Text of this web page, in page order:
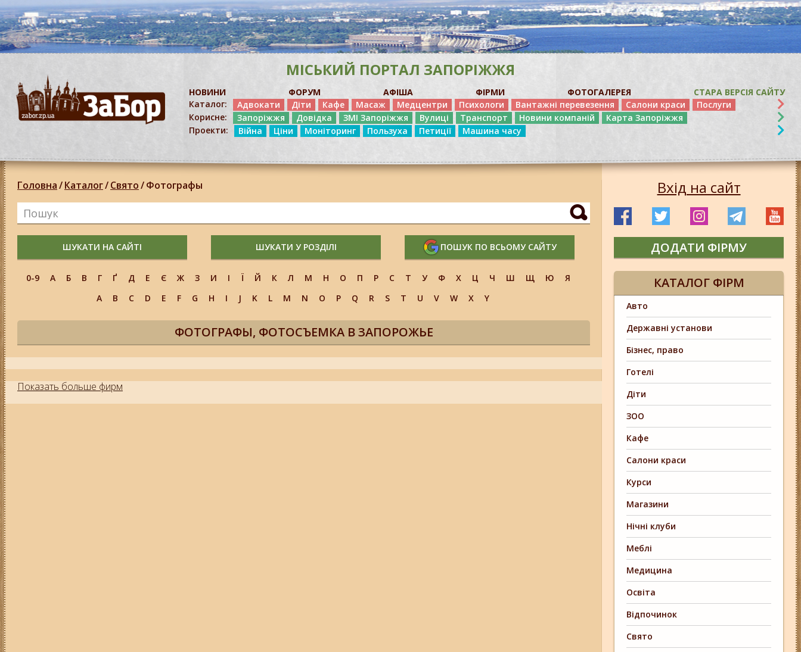
МІСЬКИЙ ПОРТАЛ ЗАПОРІЖЖЯ
НОВИНИ ФОРУМ АФІША ФІРМИ ФОТОГАЛЕРЕЯ
СТАРА ВЕРСІЯ САЙТУ
Каталог:
Адвокати Діти Кафе Масаж Медцентри Психологи Вантажні перевезення Салони краси
Послуги
Корисне:
Запоріжжя Довідка ЗМІ Запоріжжя Вулиці Транспорт Новини компаній
Карта Запоріжжя
Проекти:
Війна Ціни Моніторинг Пользуха Петиції Машина часу
Головна/Каталог/Свято/Фотографы
ШУКАТИ НА САЙТІ ШУКАТИ У РОЗДІЛІ ПОШУК ПО ВСЬОМУ САЙТУ
0-9 А Б В Г Ґ Д Е Є Ж З И І Ї Й К Л М Н О П Р С Т У Ф Х Ц Ч Ш Щ Ю
Я
A
B C D E F G H I J K L M N O P Q R S T U V W X Y
ФОТОГРАФЫ, ФОТОСЪЕМКА В ЗАПОРОЖЬЕ
Показать больше фирм
Вхід на сайт
ДОДАТИ ФІРМУ
КАТАЛОГ ФІРМ
Авто
Державні установи
Бізнес, право
Готелі
Діти
ЗОО
Кафе
Салони краси
Курси
Магазини
Нічні клуби
Меблі
Медицина
Освіта
Відпочинок
Свято